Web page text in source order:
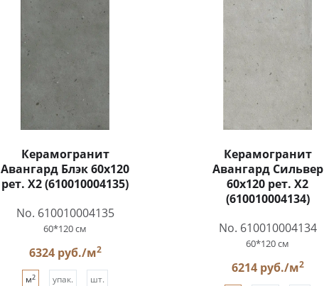
Керамогранит
Авангард Блэк 60x120
рет. Х2 (610010004135)
No. 610010004135
60*120 см
6324 руб./м2
м2 упак. шт.
Керамогранит
Авангард Сильвер
60x120 рет. Х2
(610010004134)
No. 610010004134
60*120 см
6214 руб./м2